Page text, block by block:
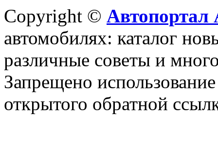
Copyright © Автопортал
автомобилях: каталог
различные советы и
Запрещено
открытого обратной